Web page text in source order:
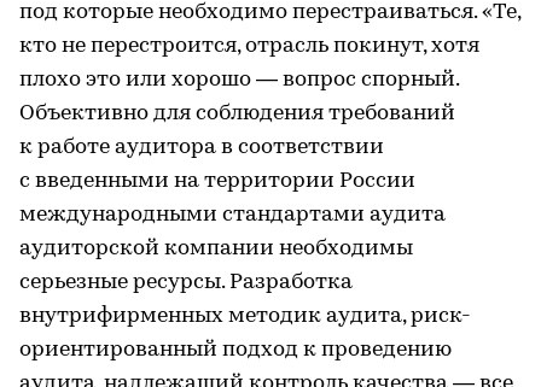
под которые необходимо перестраиваться. «Те,
кто не перестроится, отрасль покинут, хотя
плохо это или хорошо — вопрос спорный.
Объективно для соблюдения требований
к работе аудитора в соответствии
с введенными на территории России
международными стандартами аудита
аудиторской компании необходимы
серьезные ресурсы. Разработка
внутрифирменных методик аудита, риск-
ориентированный подход к проведению